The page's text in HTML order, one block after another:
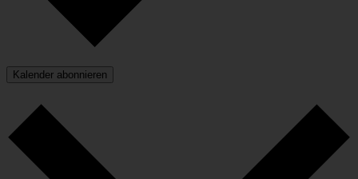
Kalender abonnieren